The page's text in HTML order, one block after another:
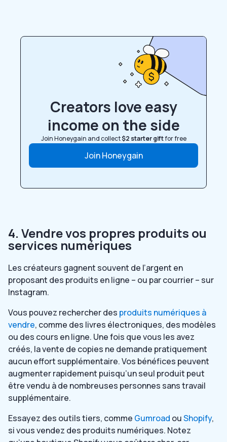
Creators love easy
income on the side
Join Honeygain and collect$2 starter giftfor free
Join Honeygain
4. Vendre vos propres produits ou
services numériques
Les créateurs gagnent souvent de l’argent en
proposant des produits en ligne – ou par courrier – sur
Instagram.
Vous pouvez rechercher des produits numériques à
vendre, comme des livres électroniques, des modèles
ou des cours en ligne. Une fois que vous les avez
créés, la vente de copies ne demande pratiquement
aucun effort supplémentaire. Vos bénéfices peuvent
augmenter rapidement puisqu’un seul produit peut
être vendu à de nombreuses personnes sans travail
supplémentaire.
Essayez des outils tiers, comme Gumroad ouShopify,
si vous vendez des produits numériques. Notez